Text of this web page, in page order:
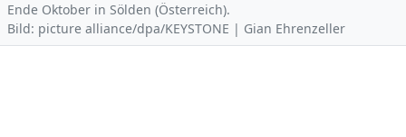
Ende Oktober in Sölden (Österreich).
Bild: picture alliance/dpa/KEYSTONE | Gian Ehrenzeller